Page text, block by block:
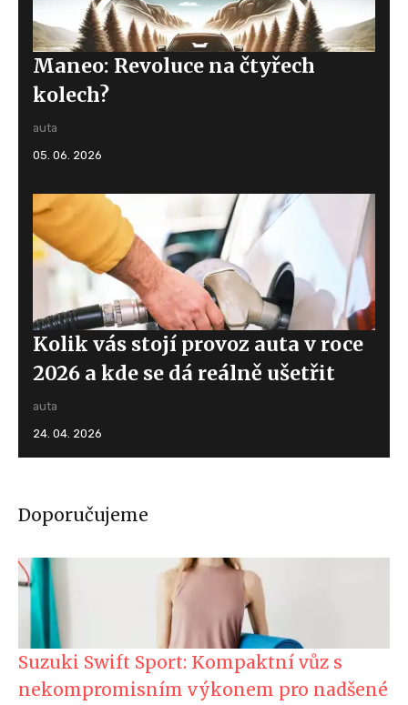
Maneo: Revoluce na čtyřech
kolech?
auta
05. 06. 2026
Kolik vás stojí provoz auta v roce
2026 a kde se dá reálně ušetřit
auta
24. 04. 2026
Doporučujeme
Suzuki Swift Sport: Kompaktní vůz s
nekompromisním výkonem pro nadšené